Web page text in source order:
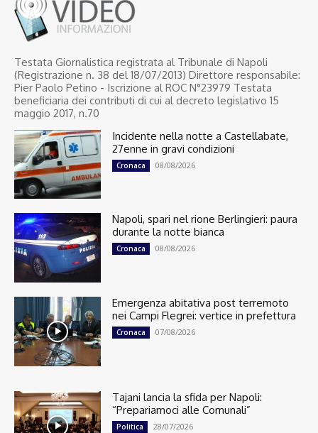
Testata Giornalistica registrata al Tribunale di Napoli
(Registrazione n. 38 del 18/07/2013) Direttore responsabile:
Pier Paolo Petino - Iscrizione al ROC N°23979 Testata
beneficiaria dei contributi di cui al decreto legislativo 15
maggio 2017, n.70
Incidente nella notte a Castellabate,
27enne in gravi condizioni
Cronaca 08/08/2026
Napoli, spari nel rione Berlingieri: paura
durante la notte bianca
Cronaca 08/08/2026
Emergenza abitativa post terremoto
nei Campi Flegrei: vertice in prefettura
Cronaca 07/08/2026
Tajani lancia la sfida per Napoli:
“Prepariamoci alle Comunali”
Politica 28/07/2026